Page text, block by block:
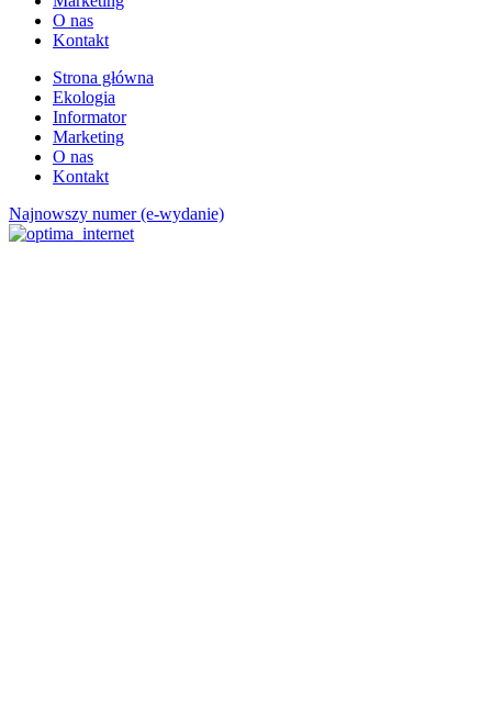
O nas
Kontakt
Strona główna
Ekologia
Informator
Marketing
O nas
Kontakt
Najnowszy numer (e-wydanie)